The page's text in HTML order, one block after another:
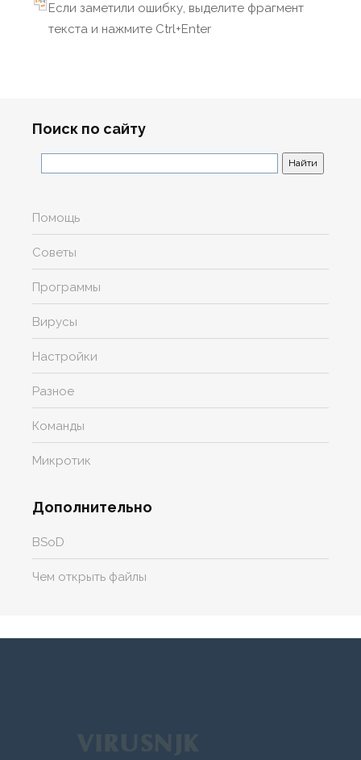
Если заметили ошибку, выделите фрагмент
текста и нажмите Ctrl+Enter
Поиск по сайту
Помощь
Советы
Программы
Вирусы
Настройки
Разное
Команды
Микротик
Дополнительно
BSoD
Чем открыть файлы